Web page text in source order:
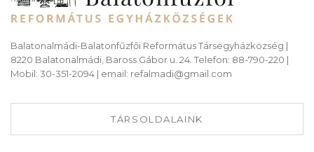
Balatonalmádi-Balatonfűzfői Református Társegyházközség |
8220 Balatonalmádi, Baross Gábor u. 24. Telefon: 88-790-220 |
Mobil: 30-351-2094 | email: refalmadi@gmail.com
TÁRSOLDALAINK